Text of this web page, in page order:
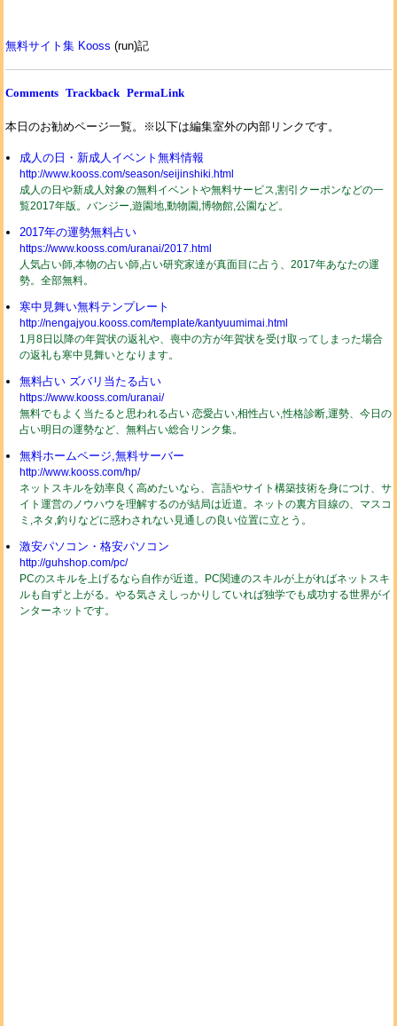
無料サイト集 Kooss (run)記
Comments Trackback PermaLink
本日のお勧めページ一覧。※以下は編集室外の内部リンクです。
成人の日・新成人イベント無料情報
http://www.kooss.com/season/seijinshiki.html
成人の日や新成人対象の無料イベントや無料サービス,割引クーポンなどの一
覧2017年版。バンジー,遊園地,動物園,博物館,公園など。
2017年の運勢無料占い
https://www.kooss.com/uranai/2017.html
人気占い師,本物の占い師,占い研究家達が真面目に占う、2017年あなたの運
勢。全部無料。
寒中見舞い無料テンプレート
http://nengajyou.kooss.com/template/kantyuumimai.html
1月8日以降の年賀状の返礼や、喪中の方が年賀状を受け取ってしまった場合
の返礼も寒中見舞いとなります。
無料占い ズバリ当たる占い
https://www.kooss.com/uranai/
無料でもよく当たると思われる占い 恋愛占い,相性占い,性格診断,運勢、今日の
占い明日の運勢など、無料占い総合リンク集。
無料ホームページ,無料サーバー
http://www.kooss.com/hp/
ネットスキルを効率良く高めたいなら、言語やサイト構築技術を身につけ、サ
イト運営のノウハウを理解するのが結局は近道。ネットの裏方目線の、マスコ
ミ,ネタ,釣りなどに惑わされない見通しの良い位置に立とう。
激安パソコン・格安パソコン
http://guhshop.com/pc/
PCのスキルを上げるなら自作が近道。PC関連のスキルが上がればネットスキ
ルも自ずと上がる。やる気さえしっかりしていれば独学でも成功する世界がイ
ンターネットです。